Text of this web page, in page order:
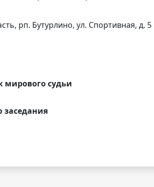
рп. Бутурлино, ул. Спортивная, д. 5
судьи
заседания